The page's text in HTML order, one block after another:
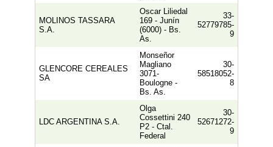
MOLINOS TASSARA
S.A.
Oscar Liliedal
169 - Junín
(6000) - Bs.
As.
33-
52779785-
9
GLENCORE CEREALES
SA
Monseñor
Magliano
3071-
Boulogne -
Bs. As.
30-
58518052-
8
LDC ARGENTINA S.A.
Olga
Cossettini 240
P2 - Ctal.
Federal
30-
52671272-
9